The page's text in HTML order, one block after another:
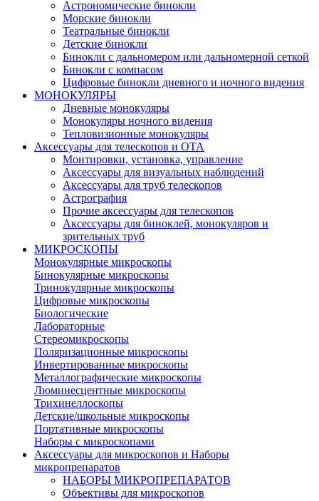
Астрономические бинокли
Морские бинокли
Театральные бинокли
Детские бинокли
Бинокли с дальномером или дальномерной сеткой
Бинокли с компасом
Цифровые бинокли дневного и ночного видения
МОНОКУЛЯРЫ
Дневные монокуляры
Монокуляры ночного видения
Тепловизионные монокуляры
Аксессуары для телескопов и ОТА
Монтировки, установка, управление
Аксессуары для визуальных наблюдений
Аксессуары для труб телескопов
Астрография
Прочие аксессуары для телескопов
Аксессуары для биноклей, монокуляров и
зрительных труб
МИКРОСКОПЫ
Монокулярные микроскопы
Бинокулярные микроскопы
Тринокулярные микроскопы
Цифровые микроскопы
Биологические
Лабораторные
Стереомикроскопы
Поляризационные микроскопы
Инвертированные микроскопы
Металлографические микроскопы
Люминесцентные микроскопы
Трихинеллоскопы
Детские/школьные микроскопы
Портативные микроскопы
Наборы с микроскопами
Аксессуары для микроскопов и Наборы
микропрепаратов
НАБОРЫ МИКРОПРЕПАРАТОВ
Объективы для микроскопов